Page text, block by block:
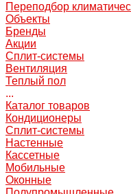
Переподбор
Объекты
Бренды
Акции
Сплит-системы
Вентиляция
Теплый пол
...
Каталог товаров
Кондиционеры
Сплит-системы
Настенные
Кассетные
Мобильные
Оконные